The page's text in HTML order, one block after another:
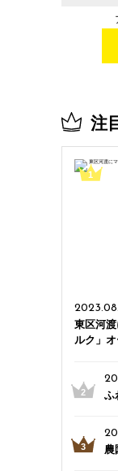
注
東区河
ルク」
ふ
三
農